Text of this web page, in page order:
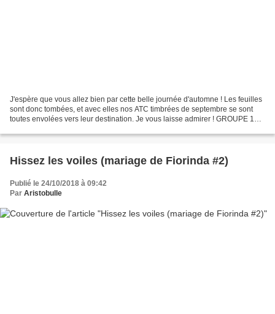
J'espère que vous allez bien par cette belle journée d'automne ! Les feuilles
sont donc tombées, et avec elles nos ATC timbrées de septembre se sont
toutes envolées vers leur destination. Je vous laisse admirer ! GROUPE 1
Hissez les voiles (mariage de Fiorinda #2)
Publié le 24/10/2018 à 09:42
Par Aristobulle